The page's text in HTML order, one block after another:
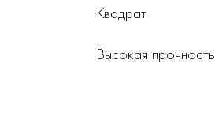
Квадрат
Высокая прочность